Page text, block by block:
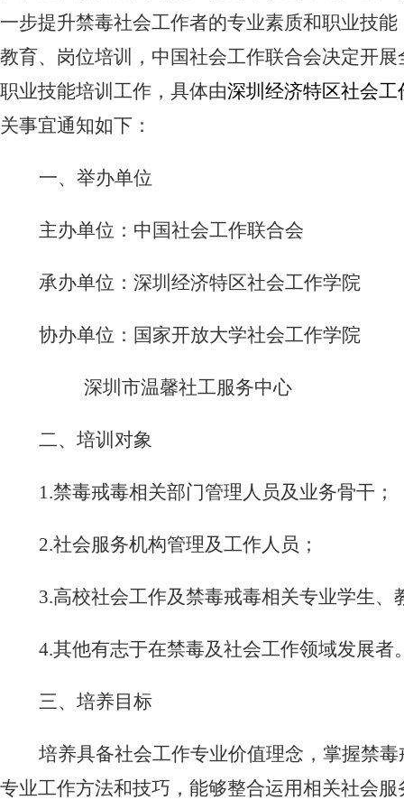
一步提升禁毒社会工作者的专业素质和职业技
教育、岗位培训，中国社会工作联合会决定开
职业技能培训工作，具体由深圳经济特区社会工
关事宜通知如下：
一、 举办单位
主办单位：中国社会工作联合会
承办单位：深圳经济特区社会工作学院
协办单位：国家开放大学社会工作学院
深圳市温馨社工服务中心
二、 培训对象
1.禁毒戒毒相关部门管理人员及业务骨干；
2.社会服务机构管理及工作人员；
3.高校社会工作及禁毒戒毒相关专业学生、
4.其他有志于在禁毒及社会工作领域发展者
三、 培养目标
培养具备社会工作专业价值理念，掌握禁
专业工作方法和技巧，能够整合运用相关社会